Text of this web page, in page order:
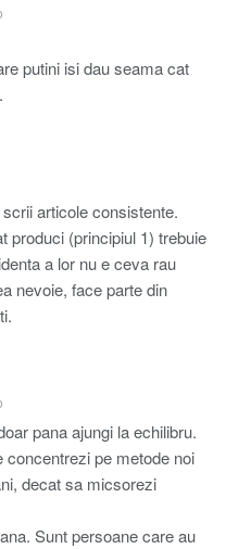
putini isi dau seama cat
articole consistente.
produci (principiul 1) trebuie
a lor nu e ceva rau
nevoie, face parte din
pana ajungi la echilibru.
pe metode noi
decat sa micsorezi
Sunt persoane care au